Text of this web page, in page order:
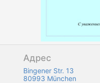
Адрес
Bingener Str. 13
80993 München